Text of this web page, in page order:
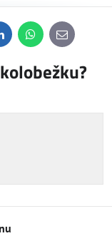
WhatsApp
E-
mail